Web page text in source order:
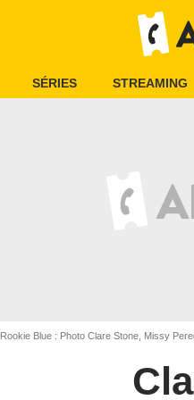
SÉRIES STREAMING
Rookie Blue : Photo Clare Stone, Missy